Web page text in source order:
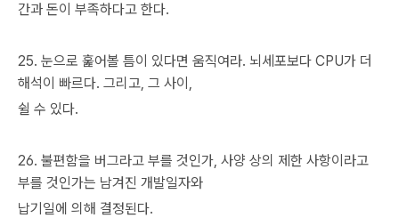
간과 돈이 부족하다고 한다.
25. 눈으로 훑어볼 틈이 있다면 움직여라. 뇌세포보다 CPU가 더
해석이 빠르다. 그리고, 그 사이,
쉴 수 있다.
26. 불편함을 버그라고 부를 것인가, 사양 상의 제한 사항이라고
부를 것인가는 남겨진 개발일자와
납기일에 의해 결정된다.